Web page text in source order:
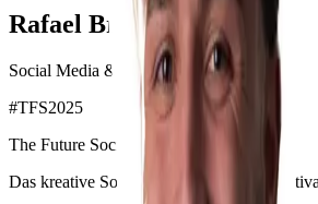
Rafael Brommer
Social Media & Community Manager
#TFS2025
The Future Social
Das kreative Social-Media &